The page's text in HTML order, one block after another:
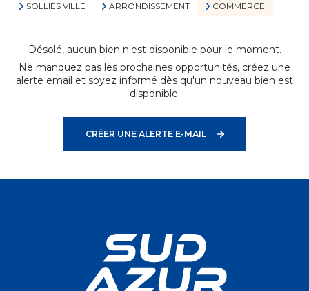
SOLLIES VILLE
ARRONDISSEMENT COMMERCE
Désolé, aucun bien n'est disponible pour le moment.
Ne manquez pas les prochaines opportunités, créez une
alerte email et soyez informé dès qu'un nouveau bien est
disponible.
CRÉER UNE ALERTE E-MAIL